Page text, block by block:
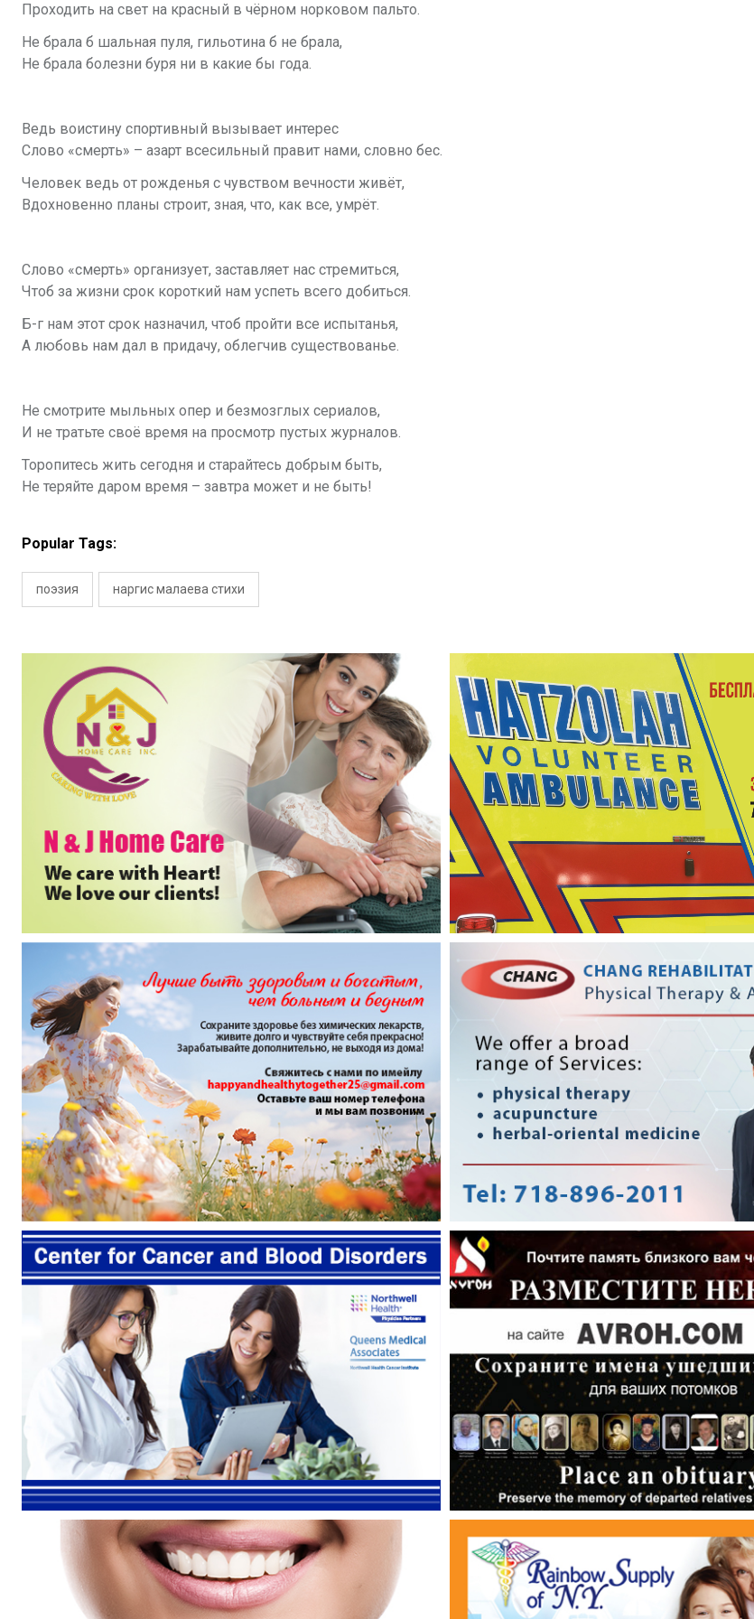
Проходить на свет на красный в чёрном норковом пальто.
Не брала б шальная пуля, гильотина б не брала,
Не брала болезни буря ни в какие бы года.
Ведь воистину спортивный вызывает интерес
Слово «смерть» – азарт всесильный правит нами, словно бес.
Человек ведь от рожденья с чувством вечности живёт,
Вдохновенно планы строит, зная, что, как все, умрёт.
Слово «смерть» организует, заставляет нас стремиться,
Чтоб за жизни срок короткий нам успеть всего добиться.
Б-г нам этот срок назначил, чтоб пройти все испытанья,
А любовь нам дал в придачу, облегчив существованье.
Не смотрите мыльных опер и безмозглых сериалов,
И не тратьте своё время на просмотр пустых журналов.
Торопитесь жить сегодня и старайтесь добрым быть,
Не теряйте даром время – завтра может и не быть!
Popular Tags:
поэзия наргис малаева стихи